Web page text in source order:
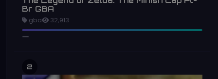
Br GBA
gba 32,913
2